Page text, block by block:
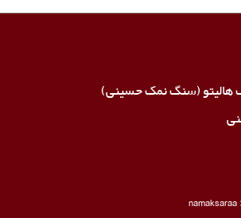
(سنگ نمک حسینی)
namaksaraa